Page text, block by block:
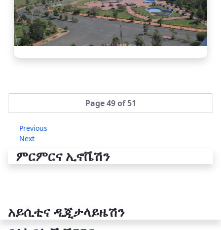
Page 49 of 51
Next
ምርምርና ኢኖቬሽን
የቴክኖሎጂ ሽግግር